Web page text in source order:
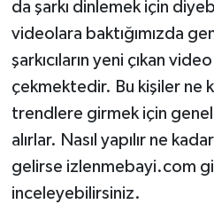
da şarkı dinlemek için
videolara baktığımızda
şarkıcıların yeni çıkan
çekmektedir. Bu kişiler ne
trendlere girmek için
alırlar. Nasıl yapılır ne
gelirse izlenmebayi.com
inceleyebilirsiniz.